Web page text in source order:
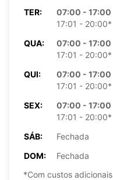
TER:
07:00 - 17:00
17:01 - 20:00*
QUA:
07:00 - 17:00
17:01 - 20:00*
QUI:
07:00 - 17:00
17:01 - 20:00*
SEX:
07:00 - 17:00
17:01 - 20:00*
SÁB:
Fechada
DOM:
Fechada
*Com custos adicionais